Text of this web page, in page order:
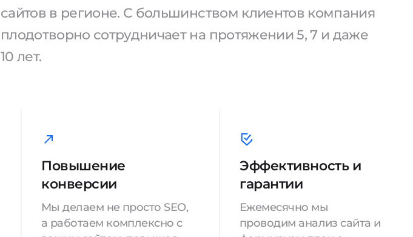
сайтов в регионе. С большинством клиентов компания
плодотворно сотрудничает на протяжении 5, 7 и даже
10 лет.
Повышение
конверсии
Мы делаем не просто SEO,
а работаем комплексно с
Эффективность и
гарантии
Ежемесячно мы
проводим анализ сайта и